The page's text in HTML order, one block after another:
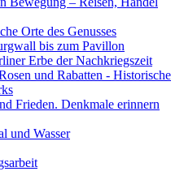
Orte des Genusses
bis zum Pavillon
Erbe der Nachkriegszeit
und Rabatten - Historische
Frieden. Denkmale erinnern
und Wasser